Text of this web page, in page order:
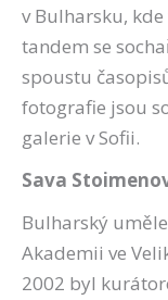
v Bulharsku,
tandem se
spoustu
fotografie jsou
galerie v Sofii.
Sava
Bulharský
Akademii ve
2002 byl